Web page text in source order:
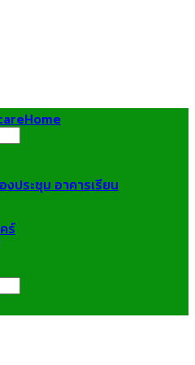
Home
ประชุม อาคารเรียน
ร์